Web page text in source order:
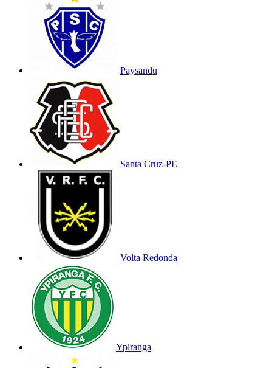
Paysandu
Santa Cruz-PE
Volta Redonda
Ypiranga